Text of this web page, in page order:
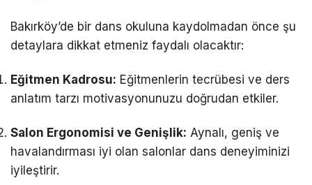
Bakırköy’de bir dans okuluna kaydolmadan önce şu
detaylara dikkat etmeniz faydalı olacaktır:
Eğitmen Kadrosu: Eğitmenlerin tecrübesi ve ders
anlatım tarzı motivasyonunuzu doğrudan etkiler.
Salon Ergonomisi ve Genişlik: Aynalı, geniş ve
havalandırması iyi olan salonlar dans deneyiminizi
iyileştirir.